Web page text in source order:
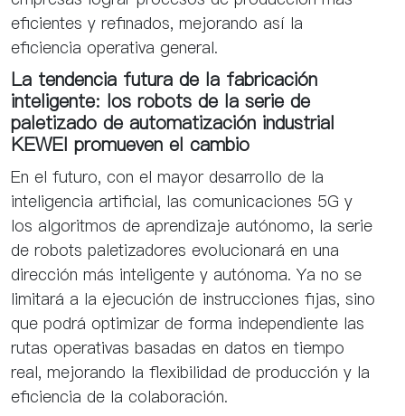
eficientes y refinados, mejorando así la
eficiencia operativa general.
La tendencia futura de la fabricación
inteligente: los robots de la serie de
paletizado de automatización industrial
KEWEI promueven el cambio
En el futuro, con el mayor desarrollo de la
inteligencia artificial, las comunicaciones 5G y
los algoritmos de aprendizaje autónomo, la serie
de robots paletizadores evolucionará en una
dirección más inteligente y autónoma. Ya no se
limitará a la ejecución de instrucciones fijas, sino
que podrá optimizar de forma independiente las
rutas operativas basadas en datos en tiempo
real, mejorando la flexibilidad de producción y la
eficiencia de la colaboración.